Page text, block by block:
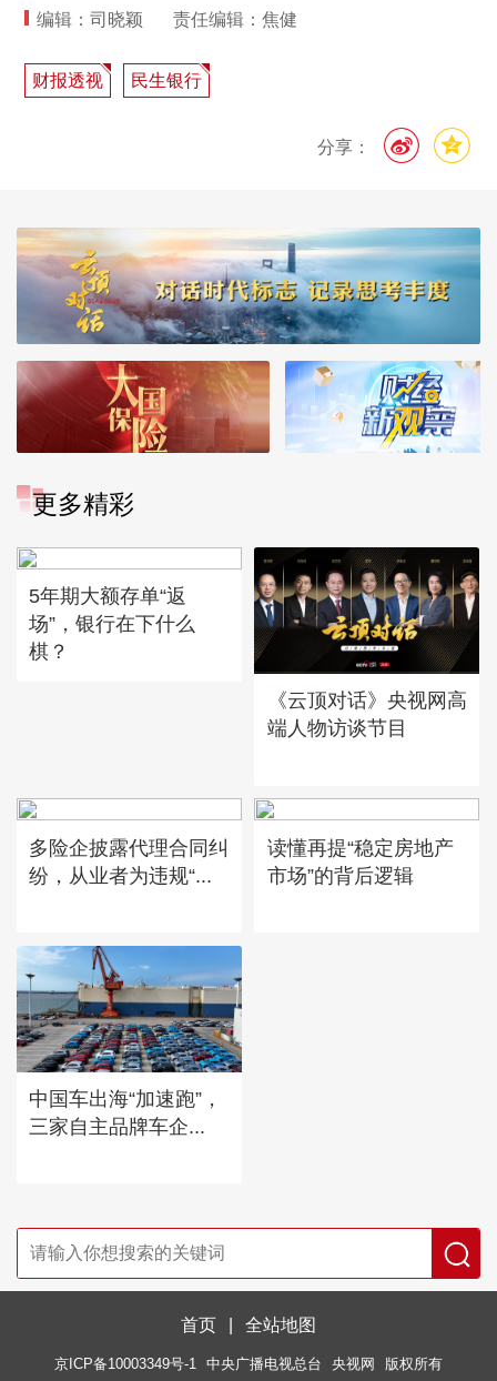
编辑：司晓颖 责任编辑：焦健
财报透视 民生银行
分享：
更多精彩
5年期大额存单“返
场”，银行在下什么
棋？
《云顶对话》央视网高
端人物访谈节目
多险企披露代理合同纠
纷，从业者为违规“...
读懂再提“稳定房地产
市场”的背后逻辑
中国车出海“加速跑”，
三家自主品牌车企...
首页 全站地图
京ICP备10003349号-1 中央广播电视总台 央视网 版权所有